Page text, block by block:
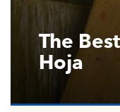
The
Hoja